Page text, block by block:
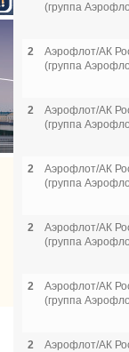
(группа
2
Аэрофлот/АК
(группа
2
Аэрофлот/АК
(группа
2
Аэрофлот/АК
(группа
2
Аэрофлот/АК
(группа
2
Аэрофлот/АК
(группа
2
Аэрофлот/АК